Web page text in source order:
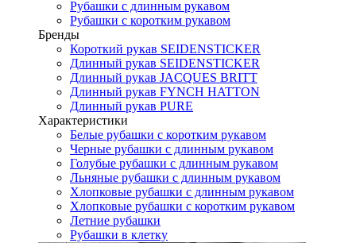
Рубашки с длинным рукавом
Рубашки с коротким рукавом
Бренды
Короткий рукав SEIDENSTICKER
Длинный рукав SEIDENSTICKER
Длинный рукав JAСQUES BRITT
Длинный рукав FYNCH HATTON
Длинный рукав PURE
Характеристики
Белые рубашки с коротким рукавом
Черные рубашки с длинным рукавом
Голубые рубашки с длинным рукавом
Льняные рубашки с длинным рукавом
Хлопковые рубашки с длинным рукавом
Хлопковые рубашки с коротким рукавом
Летние рубашки
Рубашки в клетку